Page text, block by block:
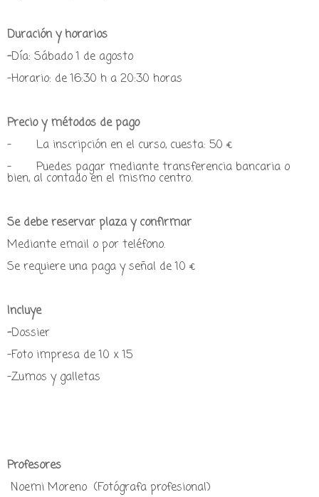
Duración y horarios
-Día: Sábado 1 de agosto
-Horario: de 16:30 h a 20:30 horas
Precio y métodos de pago
- La inscripción en el curso, cuesta: 50 €
- Puedes pagar mediante transferencia bancaria o
bien, al contado en el mismo centro.
Se debe reservar plaza y confirmar
Mediante email o por teléfono.
Se requiere una paga y señal de 10 €
Incluye
-Dossier
-Foto impresa de 10 x 15
-Zumos y galletas
Profesores
Noemi Moreno (Fotógrafa profesional)